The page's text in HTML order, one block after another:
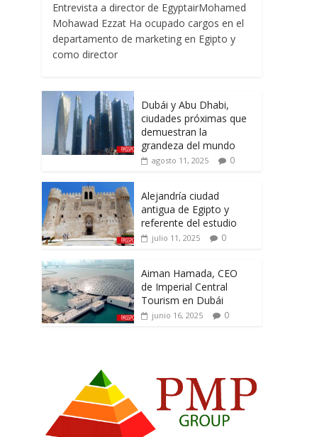
Entrevista a director de EgyptairMohamed
Mohawad Ezzat Ha ocupado cargos en el
departamento de marketing en Egipto y
como director
Dubái y Abu Dhabi,
ciudades próximas que
demuestran la
grandeza del mundo
agosto 11, 2025 0
Alejandría ciudad
antigua de Egipto y
referente del estudio
julio 11, 2025 0
Aiman Hamada, CEO
de Imperial Central
Tourism en Dubái
junio 16, 2025 0